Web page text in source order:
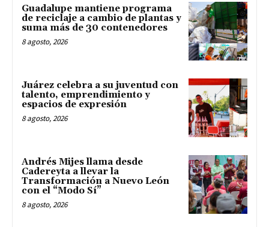
Guadalupe mantiene programa
de reciclaje a cambio de plantas y
suma más de 30 contenedores
8 agosto, 2026
Juárez celebra a su juventud con
talento, emprendimiento y
espacios de expresión
8 agosto, 2026
Andrés Mijes llama desde
Cadereyta a llevar la
Transformación a Nuevo León
con el “Modo Sí”
8 agosto, 2026